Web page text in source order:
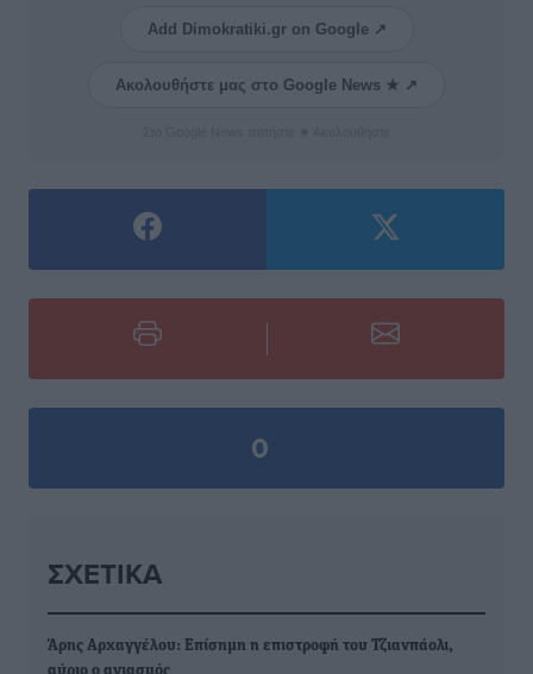
Add Dimokratiki.gr on Google ↗
Ακολουθήστε μας στο Google News ★ ↗
0
ΣΧΕΤΙΚΆ
Άρης Αρχαγγέλου: Επίσημη η επιστροφή του Τζιανπάολι,